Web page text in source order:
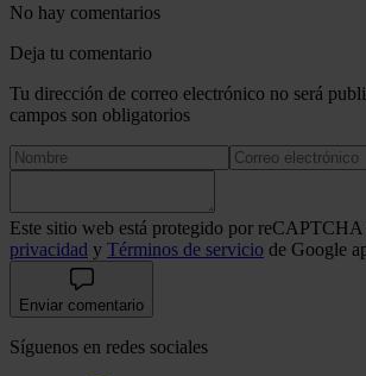
No hay comentarios
Deja tu comentario
Tu dirección de correo electrónico no será
campos son obligatorios
Este sitio web está protegido por reCAPTCHA
privacidad y Términos de servicio de Google
Enviar comentario
Síguenos en redes sociales